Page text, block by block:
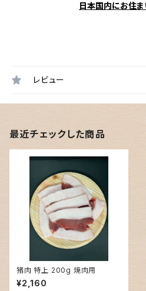
日本国内にお住
レビュー
最近チェックした商品
猪肉 特上 200g 焼肉用
¥2,160